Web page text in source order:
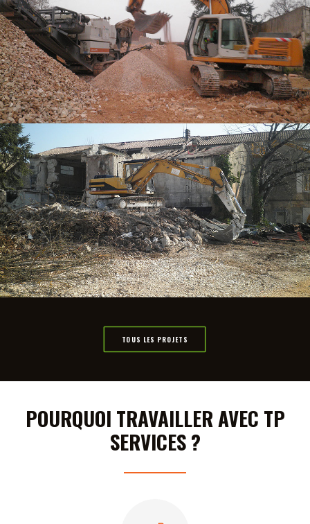
TOUS LES PROJETS
POURQUOI TRAVAILLER AVEC TP
SERVICES ?